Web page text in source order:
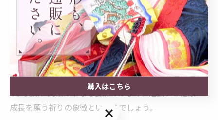
えています。
几帳を雛人形の背に配することで、外部からの邪気や不
浄を遮る「守り」の役割を果たします。これは、平安時
代の寝殿造りにおけるプライバシー確保と同様の役割で
あり、家族や子どもを大切に思う心が込められていま
す。実際、几帳は単なる装飾ではなく、厄払いと健康・
成長を願う祈りの象徴といえるでしょう。
購入はこちら
購入はこちら